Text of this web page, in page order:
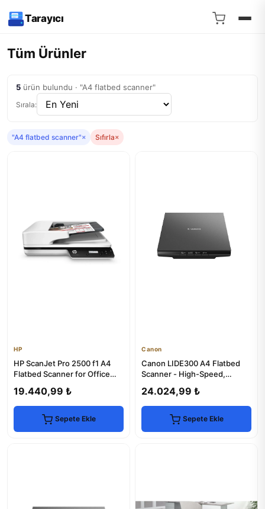
Tarayıcı
Tüm Ürünler
5 ürün bulundu · "A4 flatbed scanner"
Sırala:
"A4 flatbed scanner"× Sıfırla×
HP
HP ScanJet Pro 2500 f1 A4
Flatbed Scanner for Office
19.440,99 ₺
Sepete Ekle
Canon
Canon LIDE300 A4 Flatbed
Scanner - High-Speed,
24.024,99 ₺
Sepete Ekle